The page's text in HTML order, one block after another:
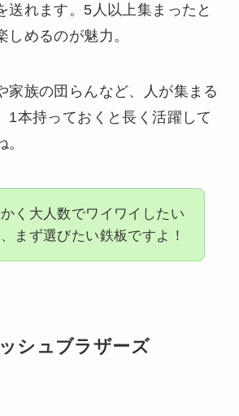
送れます。5人以上集まったと
しめるのが魅力。
家族の団らんなど、人が集まる
1本持っておくと長く活躍して
く大人数でワイワイしたい
まず選びたい鉄板ですよ！
シュブラザーズ